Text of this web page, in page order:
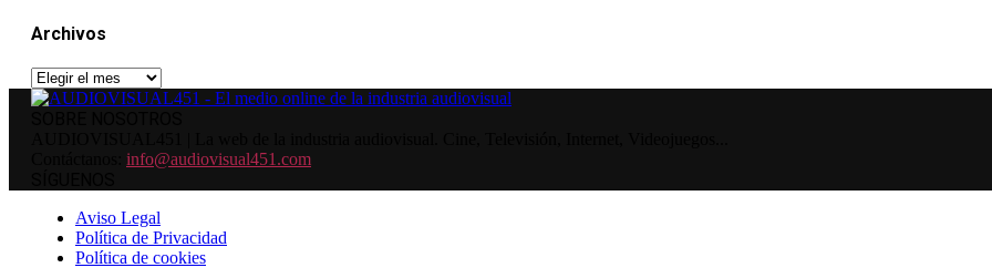
Archivos
Archivos
info@audiovisual451.com
Aviso Legal
Política de Privacidad
Política de cookies